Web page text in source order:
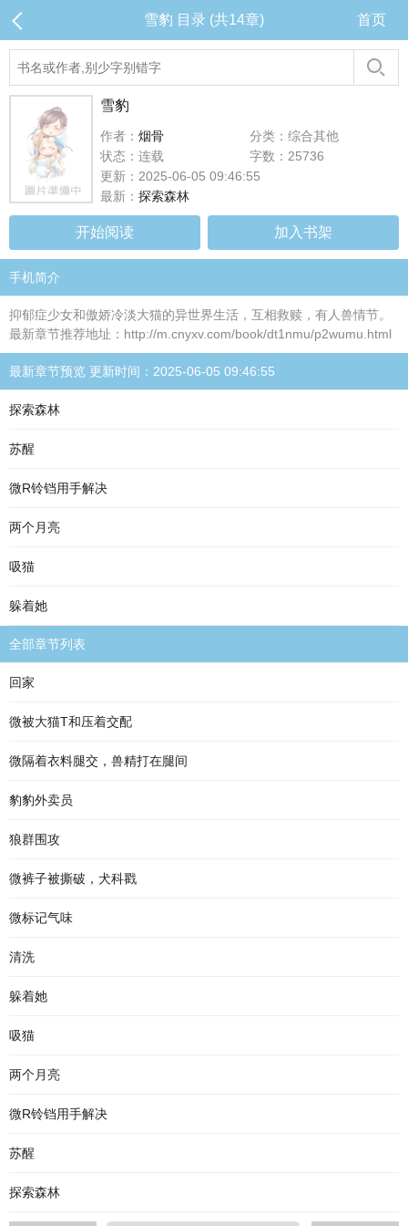
雪豹 目录 (共14章) 首页
雪豹
作者： 烟骨
分类：综合其他
状态：连载
字数：25736
更新：2025-06-05 09:46:55
最新： 探索森林
开始阅读 加入书架
手机简介
抑郁症少女和傲娇冷淡大猫的异世界生活，互相救赎，有人兽情节。
最新章节推荐地址：http://m.cnyxv.com/book/dt1nmu/p2wumu.html
最新章节预览 更新时间：2025-06-05 09:46:55
探索森林
苏醒
微R铃铛用手解决
两个月亮
吸猫
躲着她
全部章节列表
回家
微被大猫T和压着交配
微隔着衣料腿交，兽精打在腿间
豹豹外卖员
狼群围攻
微裤子被撕破，犬科戳
微标记气味
清洗
躲着她
吸猫
两个月亮
微R铃铛用手解决
苏醒
探索森林